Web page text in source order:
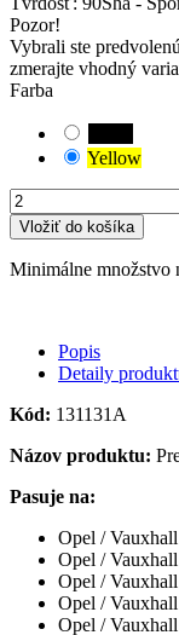
Pozor!
Vybrali ste
zmerajte vhodný
Farba
Yellow
Vložiť do košíka
Minimálne množstvo
Popis
Detaily
Kód: 131131A
Názov produktu:
Pasuje na:
Opel /
Opel /
Opel /
Opel /
Opel /